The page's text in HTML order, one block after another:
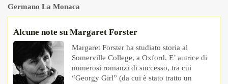
Germano La Monaca
Alcune note su Margaret Forster
Margaret Forster ha studiato storia al
Somerville College, a Oxford. E’ autrice di
numerosi romanzi di successo, tra cui
“Georgy Girl” (da cui è stato tratto un